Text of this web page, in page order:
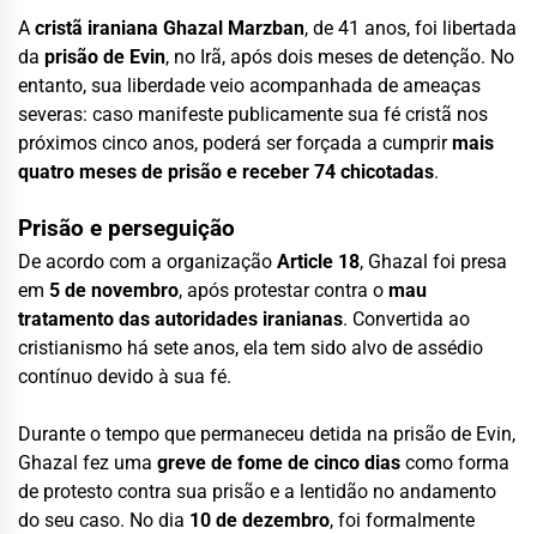
A cristã iraniana Ghazal Marzban, de 41 anos, foi libertada
da prisão de Evin, no Irã, após dois meses de detenção. No
entanto, sua liberdade veio acompanhada de ameaças
severas: caso manifeste publicamente sua fé cristã nos
próximos cinco anos, poderá ser forçada a cumprirmais
quatro meses de prisão e receber 74 chicotadas.
Prisão e perseguição
De acordo com a organização Article 18, Ghazal foi presa
em 5 de novembro, após protestar contra o mau
tratamento das autoridades iranianas. Convertida ao
cristianismo há sete anos, ela tem sido alvo de assédio
contínuo devido à sua fé.
Durante o tempo que permaneceu detida na prisão de Evin,
Ghazal fez uma greve de fome de cinco dias como forma
de protesto contra sua prisão e a lentidão no andamento
do seu caso. No dia 10 de dezembro, foi formalmente